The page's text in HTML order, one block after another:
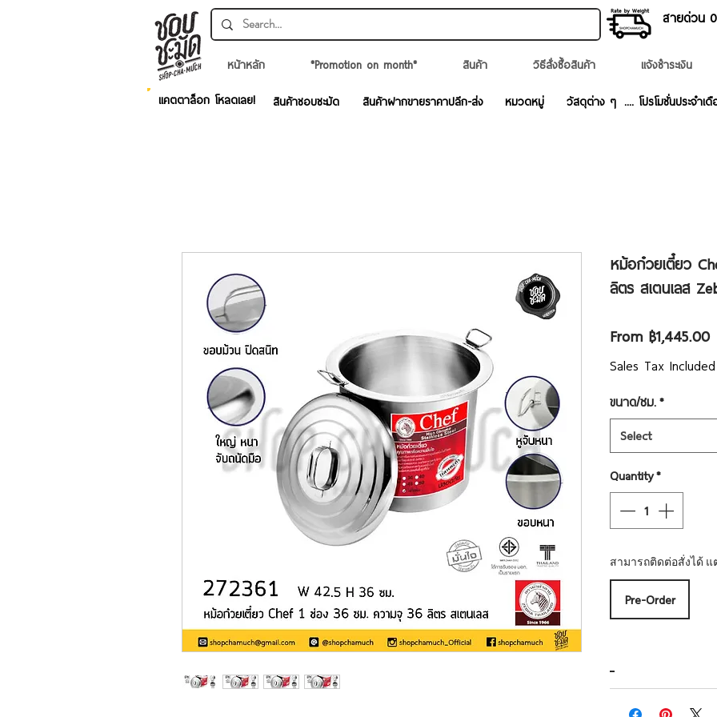
สายด่วน
หน้าหลัก *Promotion on month* สินค้า วิธีสั่งซื้อสินค้า แจ้งชำระเงิน
สินค้าชอบชะมัด สินค้าฝากขายราคาปลีก-ส่ง หมวดหมู่ วัสดุต่าง ๆ .... โปรโมชั่นประจำเ
แคตตาล็อก โหลดเลย!
หม้อก๋วยเตี๋ยว
ลิตร สเตนเลส
From ฿1,445.00
Sales Tax Included
ขนาด/ซม.*
Select
Quantity*
สามารถติดต่อสั่งได้
Pre-Order